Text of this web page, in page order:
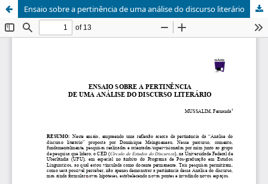
Ensaio sobre a pertinência de uma análise do discurso literário